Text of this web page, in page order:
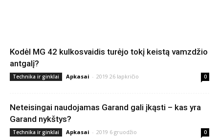
Kodėl MG 42 kulkosvaidis turėjo tokį keistą vamzdžio
antgalį?
Technika ir ginklai Apkasai - 2019 26 lapkričio 0
Neteisingai naudojamas Garand gali įkąsti – kas yra
Garand nykštys?
Technika ir ginklai Apkasai - 2019 6 gruodžio 0